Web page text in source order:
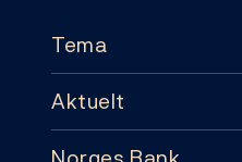
Tema
Tema
Aktuelt